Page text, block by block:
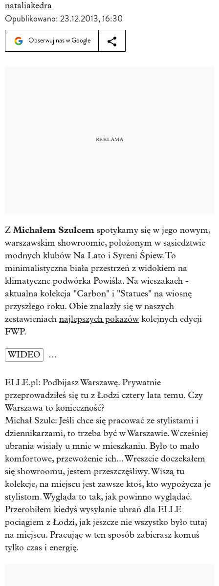
nataliakedra
Opublikowano:23.12.2013, 16:30
Obserwuj nas w Google
Z Michałem Szulcem spotykamy się w jego nowym,
warszawskim showroomie, położonym w sąsiedztwie
modnych klubów Na Lato i Syreni Śpiew. To
minimalistyczna biała przestrzeń z widokiem na
klimatyczne podwórka Powiśla. Na wieszakach -
aktualna kolekcja "Carbon" i "Statues" na wiosnę
przyszłego roku. Obie znalazły się w naszych
zestawieniach najlepszych pokazów kolejnych edycji
FWP.
WIDEO …
ELLE.pl: Podbijasz Warszawę. Prywatnie
przeprowadziłeś się tu z Łodzi cztery lata temu. Czy
Warszawa to konieczność?
Michał Szulc: Jeśli chce się pracować ze stylistami i
dziennikarzami, to trzeba być w Warszawie. Wcześniej
ubrania wisiały u mnie w mieszkaniu. Było to mało
komfortowe, przewożenie ich... Wreszcie doczekałem
się showroomu, jestem przeszczęśliwy. Wiszą tu
kolekcje, na miejscu jest zawsze ktoś, kto wypożycza je
stylistom. Wygląda to tak, jak powinno wyglądać.
Przerobiłem kiedyś wysyłanie ubrań dla ELLE
pociągiem z Łodzi, jak jeszcze nie wszystko było tutaj
na miejscu. Pracując w ten sposób zabierasz komuś
tylko czas i energię.